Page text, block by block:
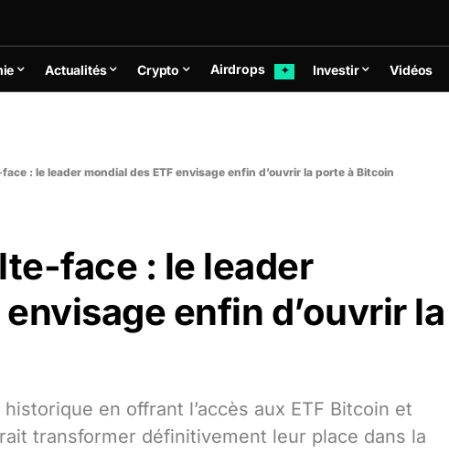
Actualités Crypto Airdrops ✦ Investir Vidéos
: le leader mondial des ETF envisage enfin d’ouvrir la porte à Bitcoin
face : le leader
enfin d’ouvrir la
en offrant l’accès aux ETF Bitcoin et
transformer définitivement leur place dans la